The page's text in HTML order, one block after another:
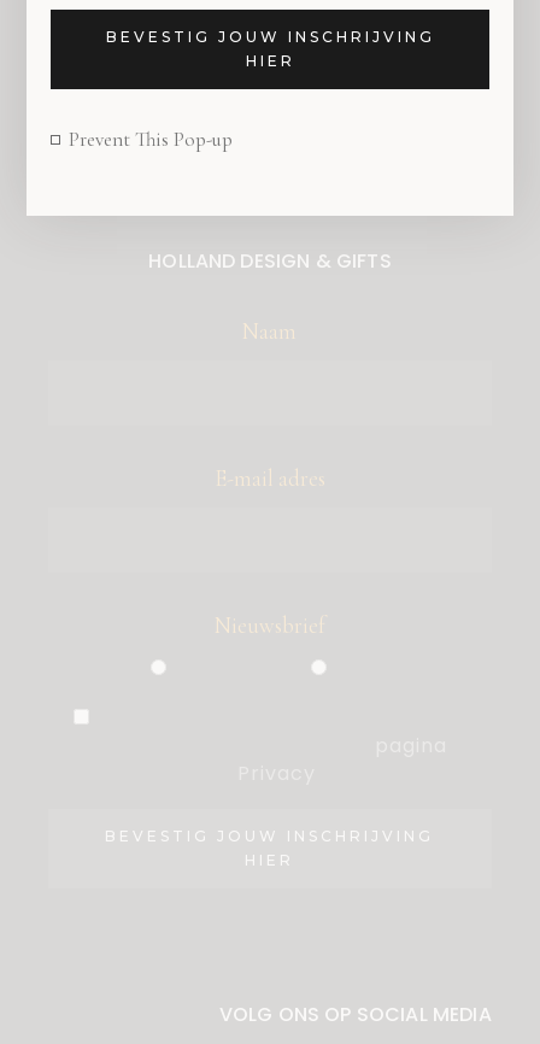
BEVESTIG JOUW INSCHRIJVING
HIER
Prevent This Pop-up
Zoeken
SCHRIJF JE IN VOOR DE NIEUWSBRIEF VAN
HOLLAND DESIGN & GIFTS
Naam
E-mail adres
Nieuwsbrief
BEVESTIG JOUW INSCHRIJVING
HIER
VOLG ONS OP SOCIAL MEDIA